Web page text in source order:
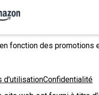
fonction des promotions
d'utilisationConfidentialité